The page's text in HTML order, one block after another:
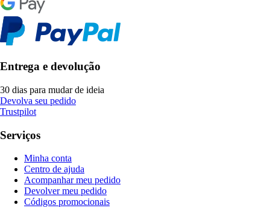
Entrega e devolução
30 dias para mudar de ideia
Devolva seu pedido
Trustpilot
Serviços
Minha conta
Centro de ajuda
Acompanhar meu pedido
Devolver meu pedido
Códigos promocionais